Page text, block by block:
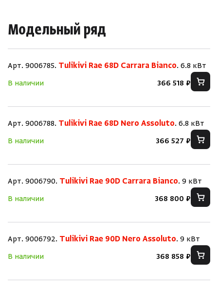
Модельный ряд
Арт. 9006785. Tulikivi Rae 68D Carrara Bianco. 6.8 кВт
В наличии
366 518 ₽
Арт. 9006788. Tulikivi Rae 68D Nero Assoluto. 6.8 кВт
В наличии
366 527 ₽
Арт. 9006790. Tulikivi Rae 90D Carrara Bianco. 9 кВт
В наличии
368 800 ₽
Арт. 9006792. Tulikivi Rae 90D Nero Assoluto. 9 кВт
В наличии
368 858 ₽
Скрыть/
Нет аккаунта?Зарегистрироваться
Скрыть/
Уже есть аккаунт?Войти